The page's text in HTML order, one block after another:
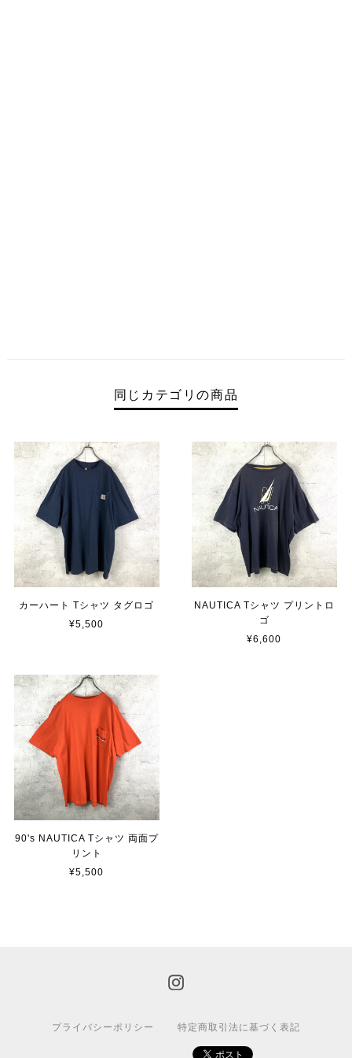
同じカテゴリの商品
カーハート Tシャツ タグロゴ
¥5,500
NAUTICA Tシャツ プリントロ
ゴ
¥6,600
90's NAUTICA Tシャツ 両面プ
リント
¥5,500
プライバシーポリシー 特定商取引法に基づく表記